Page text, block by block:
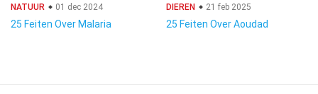
NATUUR 01 dec 2024
25 Feiten Over Malaria
DIEREN 21 feb 2025
25 Feiten Over Aoudad